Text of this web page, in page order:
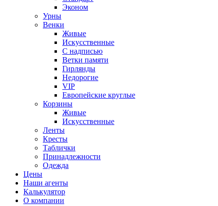
Эконом
Урны
Венки
Живые
Искусственные
С надписью
Ветки памяти
Гирлянды
Недорогие
VIP
Европейские круглые
Корзины
Живые
Искусственные
Ленты
Кресты
Таблички
Принадлежности
Одежда
Цены
Наши агенты
Калькулятор
О компании